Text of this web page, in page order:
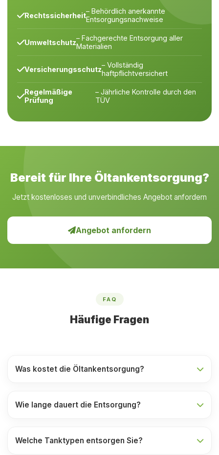
Rechtssicherheit– Behördlich anerkannte
Entsorgungsnachweise
Umweltschutz– Fachgerechte Entsorgung aller
Materialien
Versicherungsschutz– Vollständig
haftpflichtversichert
Regelmäßige
Prüfung
– Jährliche Kontrolle durch den
TÜV
Bereit für Ihre Öltankentsorgung?
Jetzt kostenloses und unverbindliches Angebot anfordern
Angebot anfordern
FAQ
Häufige Fragen
Was kostet die Öltankentsorgung?
Wie lange dauert die Entsorgung?
Welche Tanktypen entsorgen Sie?